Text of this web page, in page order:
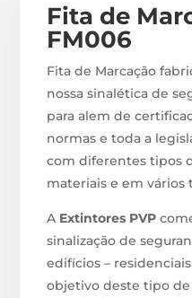
Fita de
FM006
Fita de Marcação
nossa sinalética de
para alem de
normas e toda a
com diferentes tipos
materiais e em vários
A Extintores PVP
sinalização de
edifícios –
objetivo deste tipo de